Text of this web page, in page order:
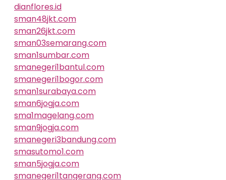
dianflores.id
sman48jkt.com
sman26jkt.com
sman03semarang.com
sman1sumbar.com
smanegeri1bantul.com
smanegeri1bogor.com
sman1surabaya.com
sman6jogja.com
sma1magelang.com
sman9jogja.com
smanegeri3bandung.com
smasutomo1.com
sman5jogja.com
smanegeri1tangerang.com